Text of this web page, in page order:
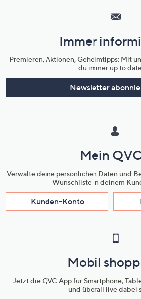
Immer
Premieren, Aktionen, Geheimtipps: Mit
du immer up to
Newsletter
Mein QVC
Verwalte deine persönlichen Daten und
Wunschliste in deinem
Kunden-Konto
Mobil
Jetzt die QVC App für Smartphone,
und überall live dabei